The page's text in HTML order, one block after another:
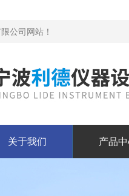
公司网站！
关于我们 产品